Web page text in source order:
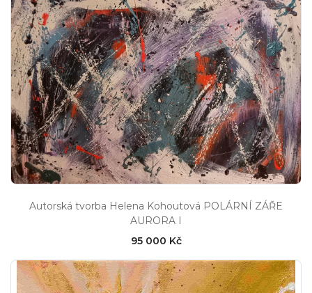
Autorská tvorba Helena Kohoutová POLÁRNÍ ZÁŘE
AURORA I
95 000 Kč